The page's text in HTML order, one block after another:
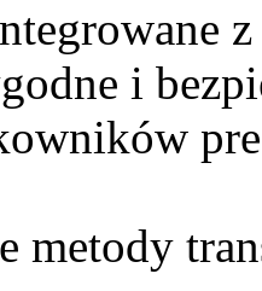
i
metody